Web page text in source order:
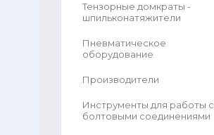
Тензорные домкраты -
шпильконатяжители
Пневматическое
оборудование
Производители
Инструменты для работы с
болтовыми соединениями